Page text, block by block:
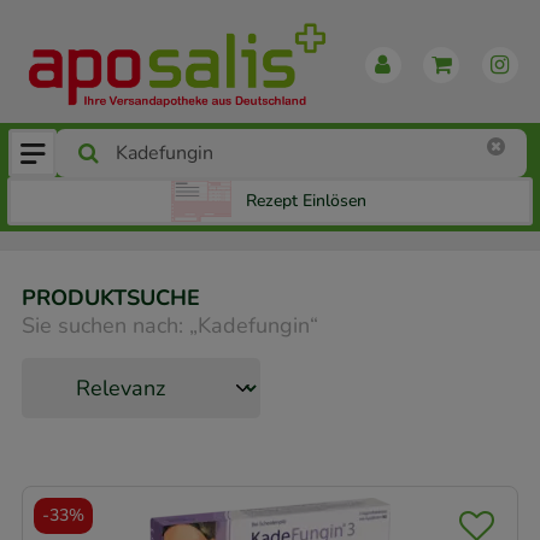
Rezept Einlösen
PRODUKTSUCHE
Sie suchen nach: „Kadefungin“
-33%